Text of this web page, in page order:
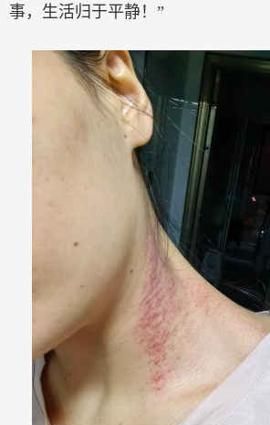
事，生活归于平静！”